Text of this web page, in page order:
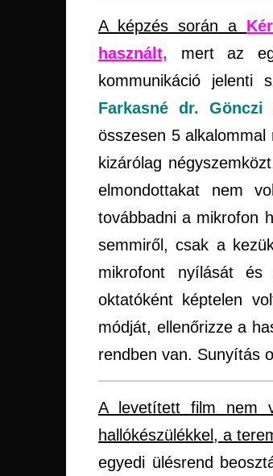
A képzés során a
használt, mert az
kommunikáció jelenti
Farkasné dr. Gönczi
összesen 5 alkalommal
kizárólag
elmondottakat nem
továbbadni a mikrofon
semmiről, csak a
mikrofont nyílását
oktatóként képtelen
módját, ellenőrizze a
rendben van. Sunyítás
A levetített film nem
hallókészülékkel, a
egyedi ülésrend